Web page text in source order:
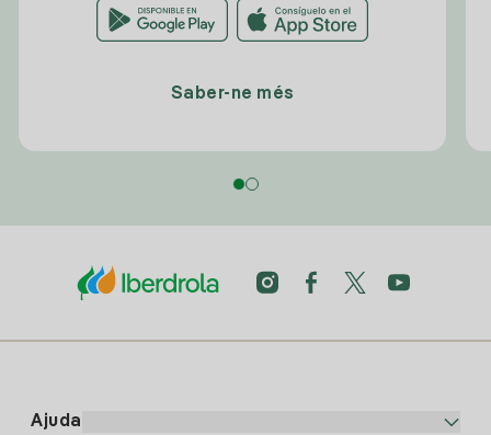
Saber-ne més
Ajuda